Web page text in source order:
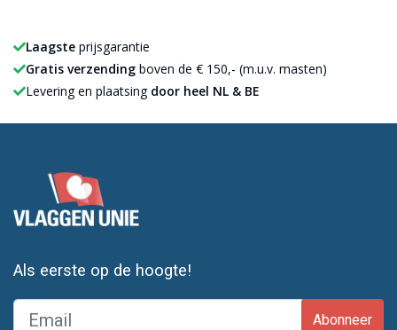
Laagste prijsgarantie
Gratis verzending boven de € 150,- (m.u.v. masten)
Levering en plaatsing door heel NL & BE
Als eerste op de hoogte!
Abonneer